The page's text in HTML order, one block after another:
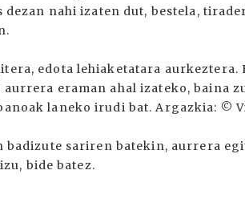
nahi izaten dut, bestela,
edota lehiaketatara aurkeztera.
eraman ahal izateko, baina
laneko irudi bat. Argazkia: ©
badizute sariren batekin, aurrera
bide batez.